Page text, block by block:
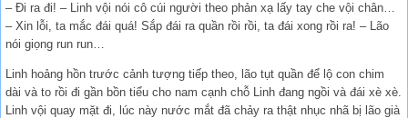
– Đi ra đi! – Linh vội nói cô cúi người theo phản xạ lấy tay che vội chân…
– Xin lỗi, ta mắc đái quá! Sắp đái ra quần rồi rồi, ta đái xong rồi ra! – Lão
nói giọng run run…
Linh hoảng hồn trước cảnh tượng tiếp theo, lão tụt quần để lộ con chim
dài và to rồi đi gần bồn tiểu cho nam cạnh chỗ Linh đang ngồi và đái xè xè.
Linh vội quay mặt đi, lúc này nước mắt đã chảy ra thật nhục nhã bị lão già